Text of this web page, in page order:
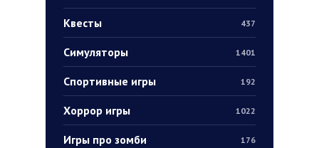
Квесты 437
Симуляторы 1401
Спортивные игры 192
Хоррор игры 1022
Игры про зомби 176